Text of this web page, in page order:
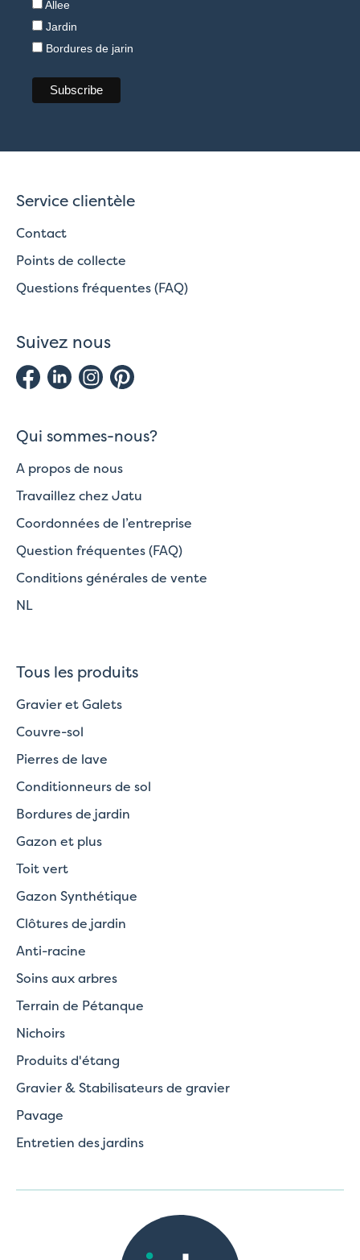
Allee
Jardin
Bordures de jarin
Service clientèle
Contact
Points de collecte
Questions fréquentes (FAQ)
Suivez nous
Qui sommes-nous?
A propos de nous
Travaillez chez Jatu
Coordonnées de l’entreprise
Question fréquentes (FAQ)
Conditions générales de vente
NL
Tous les produits
Gravier et Galets
Couvre-sol
Pierres de lave
Conditionneurs de sol
Bordures de jardin
Gazon et plus
Toit vert
Gazon Synthétique
Clôtures de jardin
Anti-racine
Soins aux arbres
Terrain de Pétanque
Nichoirs
Produits d'étang
Gravier & Stabilisateurs de gravier
Pavage
Entretien des jardins